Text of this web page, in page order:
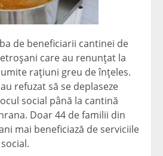
de beneficiarii cantinei de
care au renunţat la
raţiuni greu de înţeles.
refuzat să se deplaseze
social până la cantină
Doar 44 de familii din
mai beneficiază de serviciile